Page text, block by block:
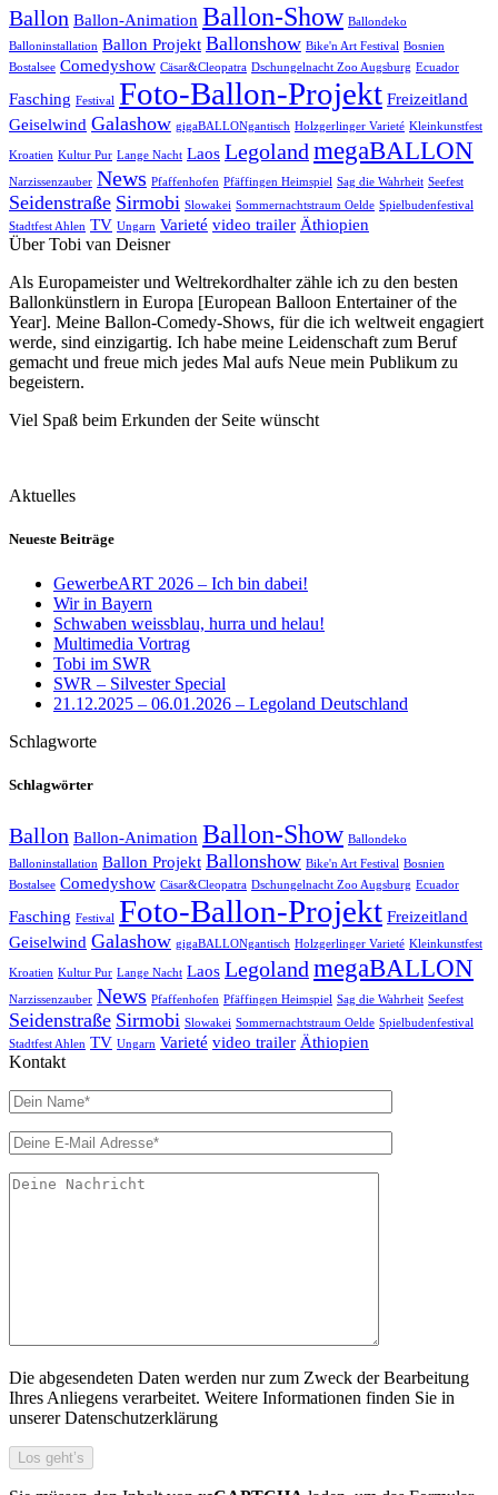
Ballon Ballon-Animation Ballon-Show Ballondeko
Balloninstallation Ballon Projekt Ballonshow Bike'n Art Festival Bosnien
Bostalsee Comedyshow Cäsar&Cleopatra Dschungelnacht Zoo Augsburg Ecuador
Fasching Festival Foto-Ballon-Projekt Freizeitland
Geiselwind Galashow gigaBALLONgantisch Holzgerlinger Varieté Kleinkunstfest
Kroatien Kultur Pur Lange Nacht Laos Legoland megaBALLON
Narzissenzauber News Pfaffenhofen Pfäffingen Heimspiel Sag die Wahrheit Seefest
Seidenstraße Sirmobi Slowakei Sommernachtstraum Oelde Spielbudenfestival
Stadtfest Ahlen TV Ungarn Varieté video trailer Äthiopien
Über Tobi van Deisner
Als Europameister und Weltrekordhalter zähle ich zu den besten
Ballonkünstlern in Europa [European Balloon Entertainer of the
Year]. Meine Ballon-Comedy-Shows, für die ich weltweit engagiert
werde, sind einzigartig. Ich habe meine Leidenschaft zum Beruf
gemacht und freue mich jedes Mal aufs Neue mein Publikum zu
begeistern.
Viel Spaß beim Erkunden der Seite wünscht
Aktuelles
Neueste Beiträge
GewerbeART 2026 – Ich bin dabei!
Wir in Bayern
Schwaben weissblau, hurra und helau!
Multimedia Vortrag
Tobi im SWR
SWR – Silvester Special
21.12.2025 – 06.01.2026 – Legoland Deutschland
Schlagworte
Schlagwörter
Ballon Ballon-Animation Ballon-Show Ballondeko
Balloninstallation Ballon Projekt Ballonshow Bike'n Art Festival Bosnien
Bostalsee Comedyshow Cäsar&Cleopatra Dschungelnacht Zoo Augsburg Ecuador
Fasching Festival Foto-Ballon-Projekt Freizeitland
Geiselwind Galashow gigaBALLONgantisch Holzgerlinger Varieté Kleinkunstfest
Kroatien Kultur Pur Lange Nacht Laos Legoland megaBALLON
Narzissenzauber News Pfaffenhofen Pfäffingen Heimspiel Sag die Wahrheit Seefest
Seidenstraße Sirmobi Slowakei Sommernachtstraum Oelde Spielbudenfestival
Stadtfest Ahlen TV Ungarn Varieté video trailer Äthiopien
Kontakt
Die abgesendeten Daten werden nur zum Zweck der Bearbeitung
Ihres Anliegens verarbeitet. Weitere Informationen finden Sie in
unserer Datenschutzerklärung